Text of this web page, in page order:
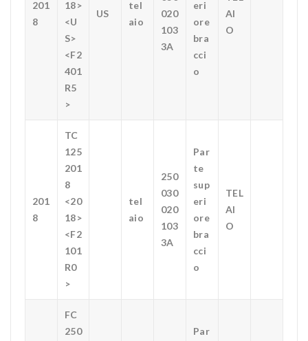
201
8
18>
<U
S>
<F2
401
R5
>
US
tel
aio
020
103
3A
eri
ore
bra
cci
o
AI
O
201
8
TC
125
201
8
<20
18>
<F2
101
R0
>
tel
aio
250
030
020
103
3A
Par
te
sup
eri
ore
bra
cci
o
TEL
AI
O
FC
250
Par